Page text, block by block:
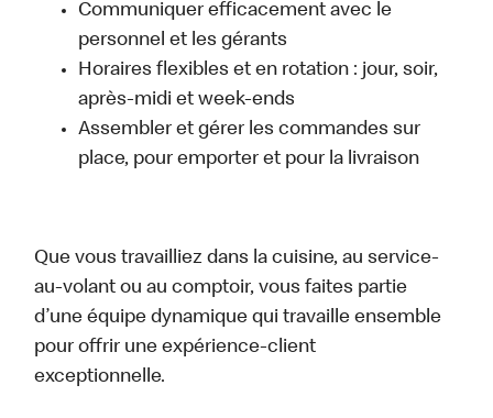
Communiquer efficacement avec le
personnel et les gérants
Horaires flexibles et en rotation : jour, soir,
après-midi et week-ends
Assembler et gérer les commandes sur
place, pour emporter et pour la livraison
Que vous travailliez dans la cuisine, au service-
au-volant ou au comptoir, vous faites partie
d’une équipe dynamique qui travaille ensemble
pour offrir une expérience-client
exceptionnelle.